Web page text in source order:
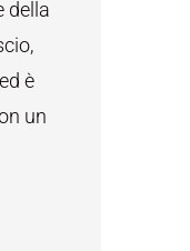
della
è
un